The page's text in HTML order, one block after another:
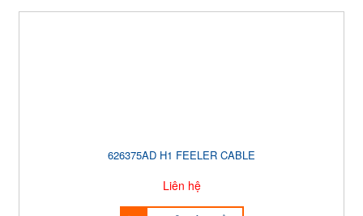
626375AD H1 FEELER CABLE
Liên hệ